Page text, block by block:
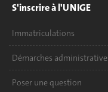
S'inscrire à l'UNIGE
Immatriculations
Démarches
Poser une question